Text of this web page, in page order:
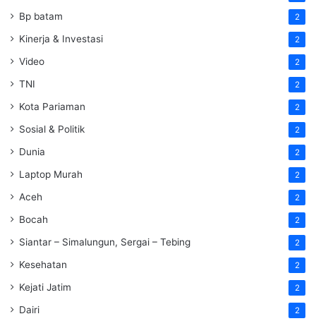
Bp batam 2
Kinerja & Investasi 2
Video 2
TNI 2
Kota Pariaman 2
Sosial & Politik 2
Dunia 2
Laptop Murah 2
Aceh 2
Bocah 2
Siantar – Simalungun, Sergai – Tebing 2
Kesehatan 2
Kejati Jatim 2
Dairi 2